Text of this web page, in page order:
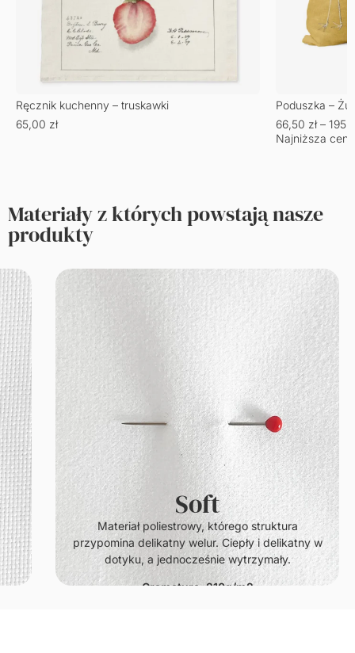
Ręcznik kuchenny – truskawki
65,00 zł
Poduszka –
66,50 zł –
Najniższa
Materiały z których powstają nasze
produkty
Soft
Materiał poliestrowy, którego struktura
przypomina delikatny welur. Ciepły i delikatny w
dotyku, a jednocześnie wytrzymały.
Gramatura: 210g/m2